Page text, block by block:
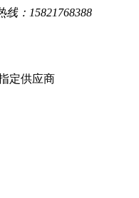
线：15821768388
定供应商